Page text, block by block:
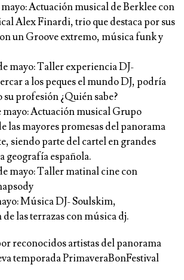
Actuación musical de Berklee con
Alex Finardi, trio que destaca por sus
un Groove extremo, música funk y
mayo:Taller experiencia DJ-
a los peques el mundo DJ, podría
su profesión ¿Quién sabe?
mayo:Actuación musical Grupo
las mayores promesas del panorama
siendo parte del cartel en grandes
geografía española.
mayo:Taller matinal cine con
Música DJ- Soulskim,
las terrazas con música dj.
reconocidos artistas del panorama
temporada PrimaveraBonFestival